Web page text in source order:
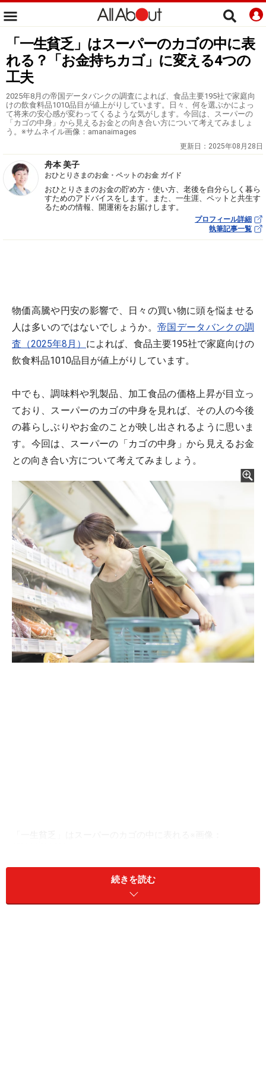
「一生貧乏」はスーパーのカゴの中に表
れる？「お金持ちカゴ」に変える4つの
工夫
2025年8月の帝国データバンクの調査によれば、食品主要195社で家庭向
けの飲食料品1010品目が値上がりしています。日々、何を選ぶかによっ
て将来の安心感が変わってくるような気がします。今回は、スーパーの
「カゴの中身」から見えるお金との向き合い方について考えてみましょ
う。※サムネイル画像：amanaimages
更新日： 2025年08月28日
舟本 美子
おひとりさまのお金・ペットのお金 ガイド
おひとりさまのお金の貯め方・使い方、老後を自分らしく暮ら
すためのアドバイスをします。また、一生涯、ペットと共生す
るための情報、開運術をお届けします。
プロフィール詳細
執筆記事一覧
物価高騰や円安の影響で、日々の買い物に頭を悩ませる
人は多いのではないでしょうか。 帝国データバンクの調
査（2025年8月） によれば、食品主要195社で家庭向けの
飲食料品1010品目が値上がりしています。
中でも、調味料や乳製品、加工食品の価格上昇が目立っ
ており、スーパーのカゴの中身を見れば、その人の今後
の暮らしぶりやお金のことが映し出されるように思いま
す。今回は、スーパーの「カゴの中身」から見えるお金
との向き合い方について考えてみましょう。
「貧乏カゴ」と「お金持ちカゴ」の違い
買い物かごにどんな食品が入っているかを見ると、その
続きを読む